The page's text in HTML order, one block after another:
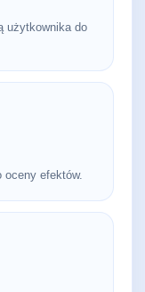
użytkownika do
oceny efektów.